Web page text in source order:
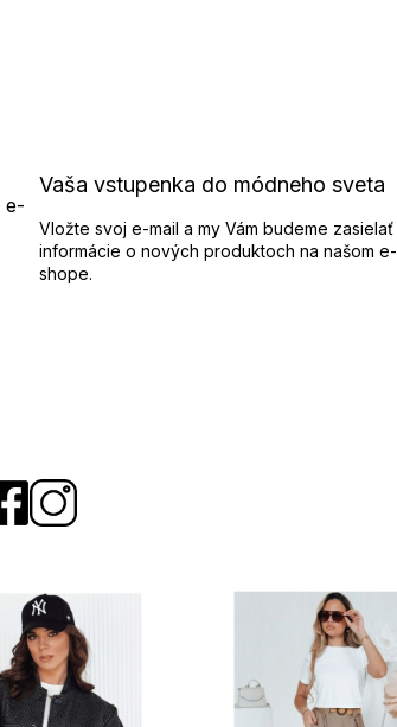
e-
Vaša vstupenka do módneho sveta
Vložte svoj e-mail a my Vám budeme zasielať
informácie o nových produktoch na našom e-
shope.